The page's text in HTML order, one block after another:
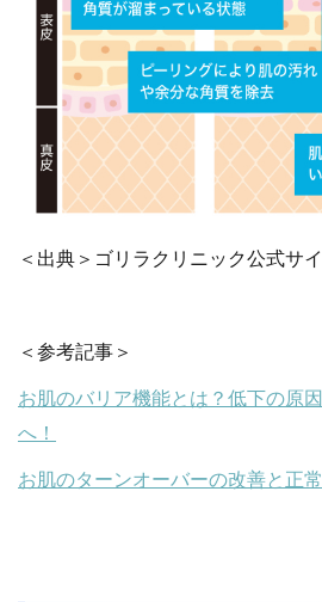
＜出典＞ゴリラクリニック公式サ
＜参考記事＞
お肌のバリア機能とは？低下の原
へ！
お肌のターンオーバーの改善と正